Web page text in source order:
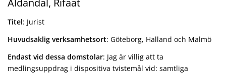
Titel: Jurist
Huvudsaklig verksamhetsort: Göteborg, Halland och Malmö
Endast vid dessa domstolar: Jag är villig att ta
medlingsuppdrag i dispositiva tvistemål vid: samtliga